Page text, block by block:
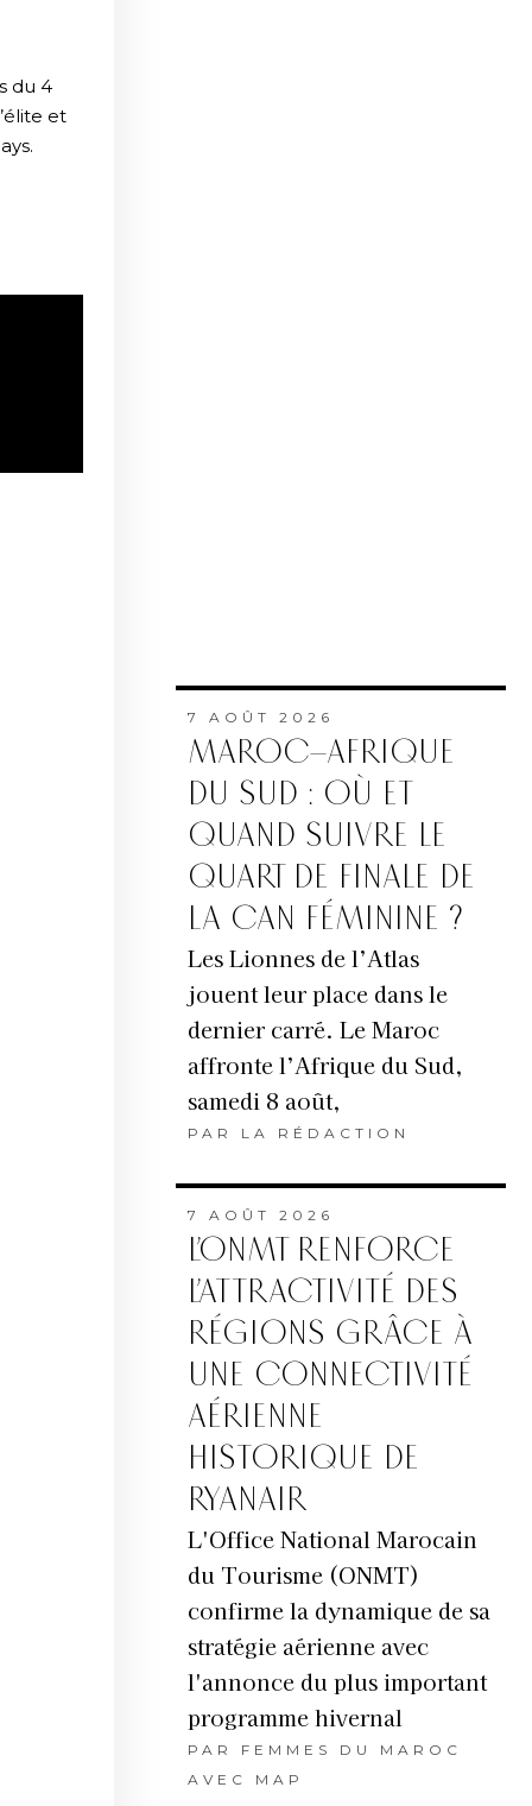
du 4
et
7 AOÛT 2026
MAROC–AFRIQUE
DU SUD : OÙ ET
QUAND SUIVRE LE
QUART DE FINALE DE
LA CAN FÉMININE ?
Les Lionnes de l’Atlas
jouent leur place dans le
dernier carré. Le Maroc
affronte l’Afrique du Sud,
samedi 8 août,
PAR LA RÉDACTION
7 AOÛT 2026
L’ONMT RENFORCE
L’ATTRACTIVITÉ DES
RÉGIONS GRÂCE À
UNE CONNECTIVITÉ
AÉRIENNE
HISTORIQUE DE
RYANAIR
L'Office National Marocain
du Tourisme (ONMT)
confirme la dynamique de sa
stratégie aérienne avec
l'annonce du plus important
programme hivernal
PAR FEMMES DU MAROC
AVEC MAP